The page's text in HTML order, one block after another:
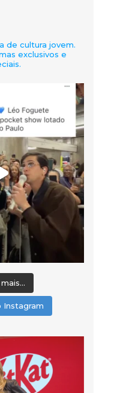
de cultura jovem.
exclusivos e
Instagram